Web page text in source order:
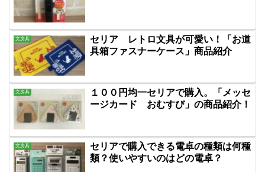
文房具
セリア レトロ文具が可愛い！「お道
具箱ファスナーケース」商品紹介
文房具
１００円均一セリアで購入。「メッセ
ージカード おむすび」の商品紹介！
文房具
セリアで購入できる電卓の種類は何種
類？使いやすいのはどの電卓？